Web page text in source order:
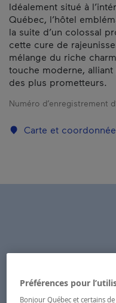
Idéalement situé à
Québec, l’hôtel
la suite d’un colossal
cette cure de
mélange du riche
touche moderne,
des plus prometteurs.
Numéro d’enregistrement
Carte et
Préférences pour
Bonjour Québec et certains